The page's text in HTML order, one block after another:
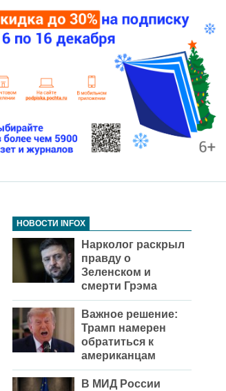
НОВОСТИ INFOX
Нарколог раскрыл
правду о
Зеленском и
смерти Грэма
Важное решение:
Трамп намерен
обратиться к
американцам
В МИД России